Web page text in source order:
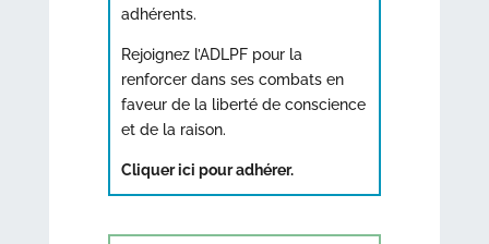
adhérents.
Rejoignez l’ADLPF pour la
renforcer dans ses combats en
faveur de la liberté de conscience
et de la raison.
Cliquer ici pour adhérer.